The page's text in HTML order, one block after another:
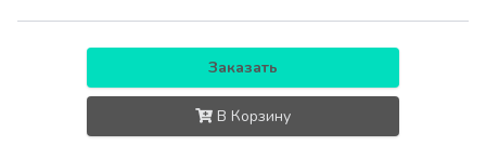
Заказать
В Корзину